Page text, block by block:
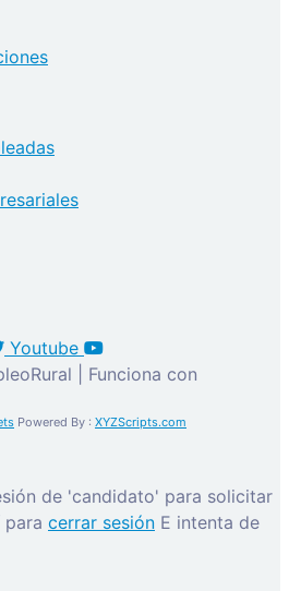
Youtube
| Funciona con
Powered By : XYZScripts.com
de 'candidato' para solicitar
para cerrar sesión E intenta de